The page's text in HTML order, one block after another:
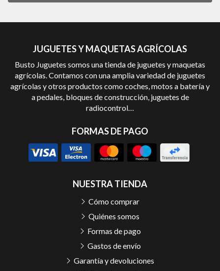
JUGUETES Y MAQUETAS AGRÍCOLAS
Busto Juguetes somos una tienda de juguetes y maquetas
agrícolas. Contamos con una amplia variedad de juguetes
agrícolas y otros productos como coches, motos a batería y
a pedales, bloques de construcción, juguetes de
radiocontrol…
FORMAS DE PAGO
NUESTRA TIENDA
Cómo comprar
Quiénes somos
Formas de pago
Gastos de envío
Garantía y devoluciones